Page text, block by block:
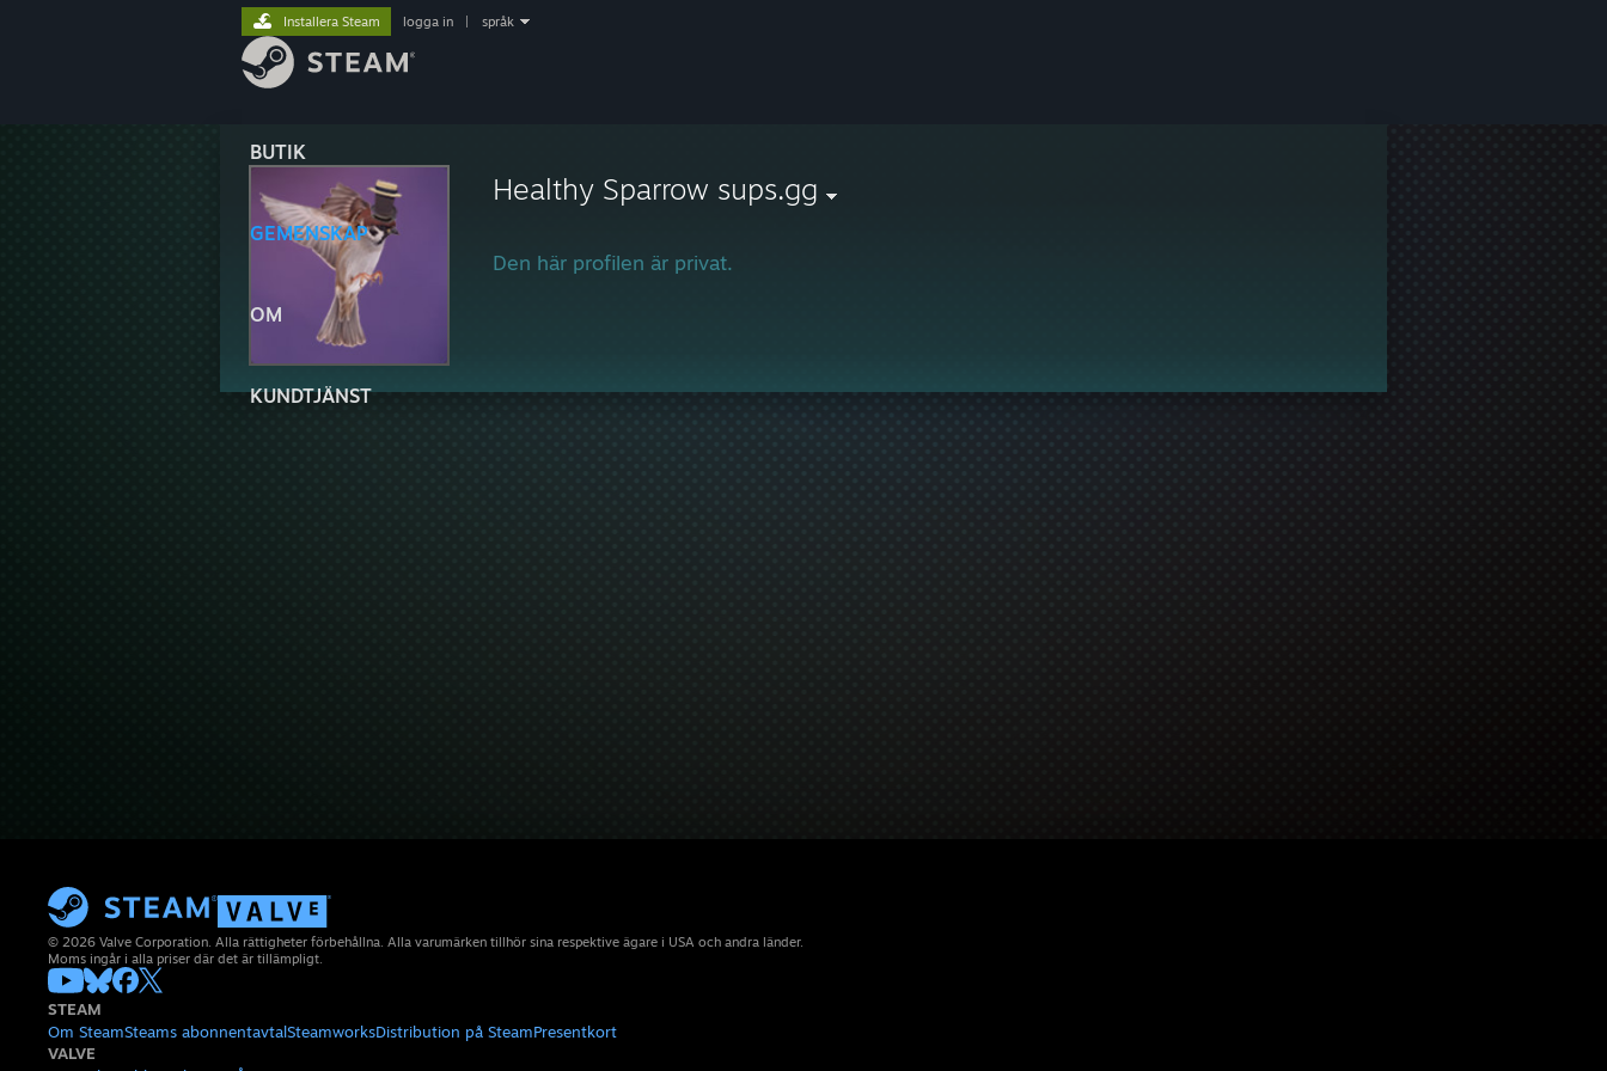
BUTIK
GEMENSKAP
OM
KUNDTJÄNST
Installera Steam logga in språk
Healthy Sparrow sups.gg
Den här profilen är privat.
© 2026 Valve Corporation. Alla rättigheter förbehållna. Alla varumärken tillhör sina respektive ägare i USA och andra länder.
Moms ingår i alla priser där det är tillämpligt.
STEAM
Om SteamSteams abonnentavtalSteamworksDistribution på SteamPresentkort
VALVE